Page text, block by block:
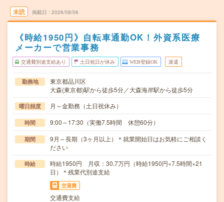
未読 掲載日 2026/08/06
《時給1950円》自転車通勤OK！外資系医療
メーカーで営業事務
交通費別途支給あり 土日祝日が休み WEB登録OK 派遣
勤務地
東京都品川区
大森(東京都)駅から徒歩5分／大森海岸駅から徒歩5分
曜日頻度 月～金勤務（土日祝休み）
時間 9:00～17:30（実働7.5時間 休憩60分）
期間
9月～長期（3ヶ月以上）＊就業開始日はお気軽にご相談く
ださい
時給
時給1950円 月収：30.7万円（時給1950円×7.5時間×21
日）＊残業代別途支給
交通費
交通費支給